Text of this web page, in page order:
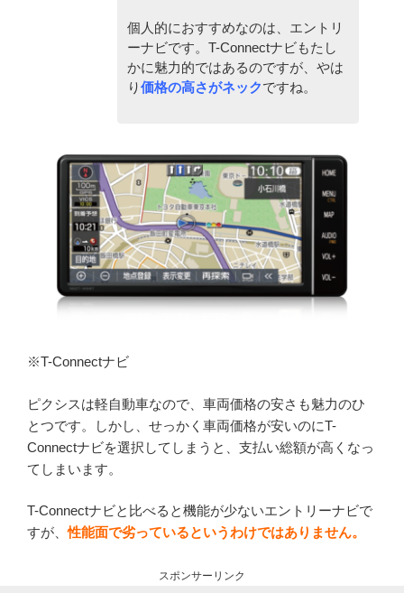
個人的におすすめなのは、エントリ
ーナビです。T-Connectナビもたし
かに魅力的ではあるのですが、やは
り価格の高さがネックですね。
※T-Connectナビ
ピクシスは軽自動車なので、車両価格の安さも魅力のひ
とつです。しかし、せっかく車両価格が安いのにT-
Connectナビを選択してしまうと、支払い総額が高くなっ
てしまいます。
T-Connectナビと比べると機能が少ないエントリーナビで
すが、性能面で劣っているというわけではありません。
スポンサーリンク